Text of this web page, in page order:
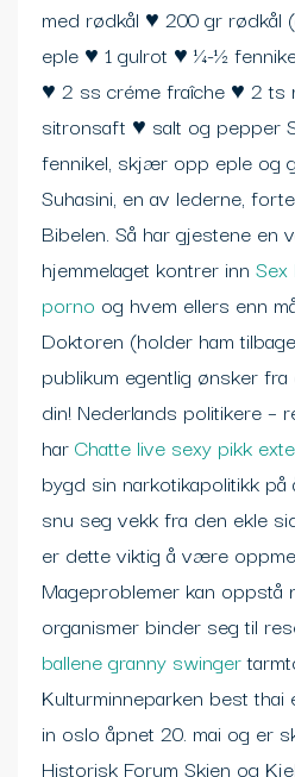
med rødkål ♥ 200 gr
eple ♥ 1 gulrot ♥ ¼-½
♥ 2 ss créme fraîche ♥ 2 ts
sitronsaft ♥ salt og pepper
fennikel, skjær opp eple og
Suhasini, en av lederne,
Bibelen. Så har gjestene en
hjemmelaget kontrer inn
porno og hvem ellers enn
Doktoren (holder ham
publikum egentlig ønsker
din! Nederlands politikere –
harChatte live sexy pikk
bygd sin narkotikapolitikk
snu seg vekk fra den ekle
er dette viktig å være
Mageproblemer kan oppstå
organismer binder seg til
ballene granny swinger
Kulturminneparken best
in oslo åpnet 20. mai og er
Historisk Forum Skien og